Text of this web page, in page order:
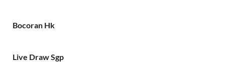
Bocoran Hk
Live Draw Sgp